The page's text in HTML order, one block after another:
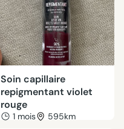
Soin capillaire
repigmentant violet
rouge
1 mois 595km